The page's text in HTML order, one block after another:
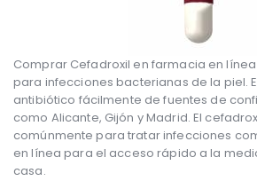
Comprar Cefadroxil en farmacia en
para infecciones bacterianas de la piel.
antibiótico fácilmente de fuentes de
como Alicante, Gijón y Madrid. El
comúnmente para tratar infecciones
en línea para el acceso rápido a la
casa.